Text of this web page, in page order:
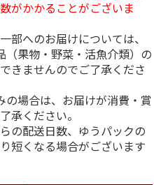
がかかることがございま
へのお届けについては、
果物・野菜・活魚介類）の
きませんのでご了承くださ
場合は、お届けが消費・賞
承ください。
の配送日数、ゆうパックの
短くなる場合がございます